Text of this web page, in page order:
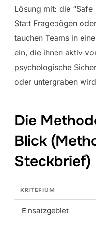
Lösung mit: die “Safe
Statt Fragebögen
tauchen Teams in
ein, die ihnen aktiv
psychologische
oder untergraben
Die
Blick
Steckbrief)
KRITERIUM
Einsatzgebiet